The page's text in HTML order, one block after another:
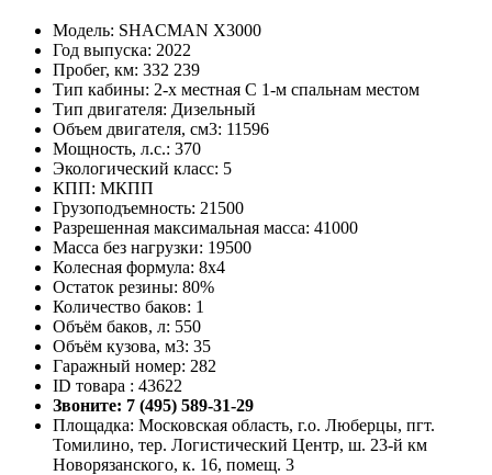
Модель: SHACMAN X3000
Год выпуска: 2022
Пробег, км: 332 239
Тип кабины: 2-х местная C 1-м спальнам местом
Тип двигателя: Дизельный
Объем двигателя, см3: 11596
Мощность, л.с.: 370
Экологический класс: 5
КПП: МКПП
Грузоподъемность: 21500
Разрешенная максимальная масса: 41000
Масса без нагрузки: 19500
Колесная формула: 8x4
Остаток резины: 80%
Количество баков: 1
Объём баков, л: 550
Объём кузова, м3: 35
Гаражный номер: 282
ID товара : 43622
Звоните: 7 (495) 589-31-29
Площадка: Московская область, г.о. Люберцы, пгт.
Томилино, тер. Логистический Центр, ш. 23-й км
Новорязанского, к. 16, помещ. 3